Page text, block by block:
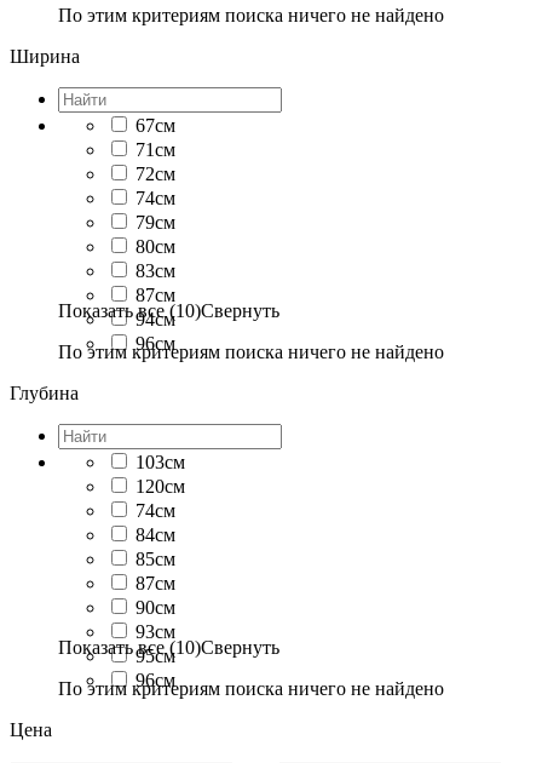
По этим критериям поиска ничего не найдено
Ширина
67см
71см
72см
74см
79см
80см
83см
87см
94см
96см
Показать все (10)Свернуть
По этим критериям поиска ничего не найдено
Глубина
103см
120см
74см
84см
85см
87см
90см
93см
95см
96см
Показать все (10)Свернуть
По этим критериям поиска ничего не найдено
Цена